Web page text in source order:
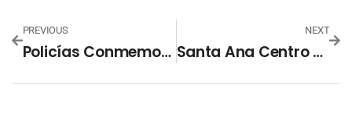
PREVIOUS
Policías Conmemoran Los 204 Años De Independencia
NEXT
Santa Ana Centro Conmemoró Los 204 Años De Independencia Con Colorido Desfile Cívico